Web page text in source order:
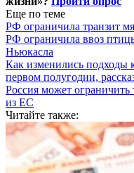
Еще по теме
РФ ограничила транзит
РФ ограничила ввоз
Ньюкасла
Как изменились подходы
первом полугодии,
Россия может ограничить
из ЕС
Читайте также: